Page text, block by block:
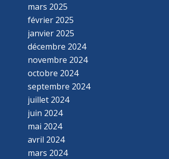
mars 2025
février 2025
janvier 2025
décembre 2024
novembre 2024
octobre 2024
septembre 2024
juillet 2024
juin 2024
mai 2024
avril 2024
mars 2024